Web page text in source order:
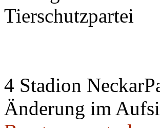
Tierschutzpartei
4 Stadion
Änderung im